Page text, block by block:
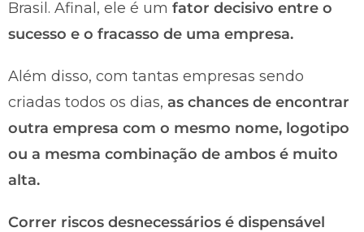
Brasil. Afinal, ele é um fator decisivo entre o
sucesso e o fracasso de uma empresa.
Além disso, com tantas empresas sendo
criadas todos os dias, as chances de encontrar
outra empresa com o mesmo nome, logotipo
ou a mesma combinação de ambos é muito
alta.
Correr riscos desnecessários é dispensável